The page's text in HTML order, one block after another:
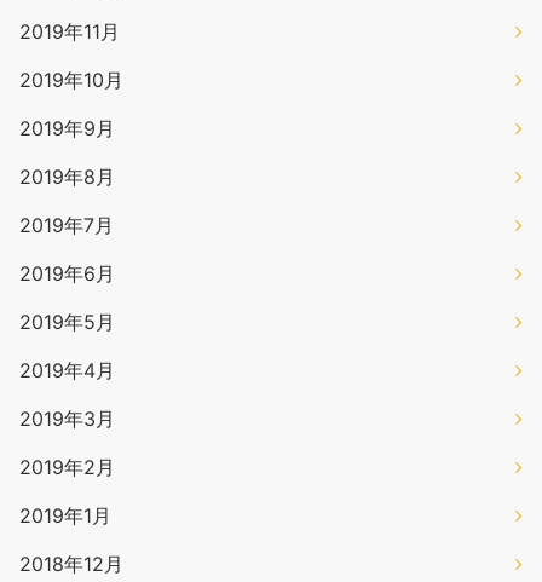
2019年11月
2019年10月
2019年9月
2019年8月
2019年7月
2019年6月
2019年5月
2019年4月
2019年3月
2019年2月
2019年1月
2018年12月